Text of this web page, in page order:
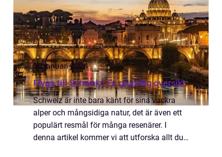
18 januari 2024
Flyga till Schweiz: En grundlig översikt
Schweiz är inte bara känt för sina vackra
alper och mångsidiga natur, det är även ett
populärt resmål för många resenärer. I
denna artikel kommer vi att utforska allt du